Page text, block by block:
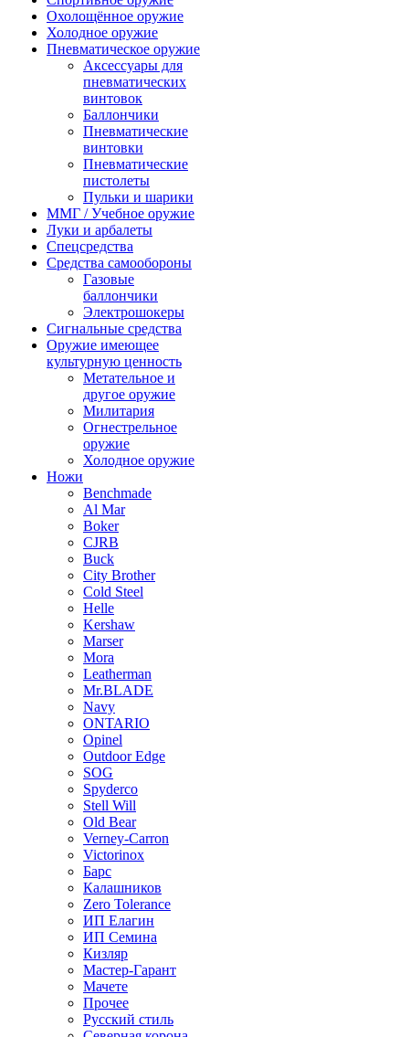
Охолощённое оружие
Холодное оружие
Пневматическое оружие
Аксессуары для
пневматических
винтовок
Баллончики
Пневматические
винтовки
Пневматические
пистолеты
Пульки и шарики
ММГ / Учебное оружие
Луки и арбалеты
Спецсредства
Средства самообороны
Газовые
баллончики
Электрошокеры
Сигнальные средства
Оружие имеющее
культурную ценность
Метательное и
другое оружие
Милитария
Огнестрельное
оружие
Холодное оружие
Ножи
Benchmade
Al Mar
Boker
CJRB
Buck
City Brother
Cold Steel
Helle
Kershaw
Marser
Mora
Leatherman
Mr.BLADE
Navy
ONTARIO
Opinel
Outdoor Edge
SOG
Spyderco
Stell Will
Old Bear
Verney-Carron
Victorinox
Барс
Калашников
Zero Tolerance
ИП Елагин
ИП Семина
Кизляр
Мастер-Гарант
Мачете
Прочее
Русский стиль